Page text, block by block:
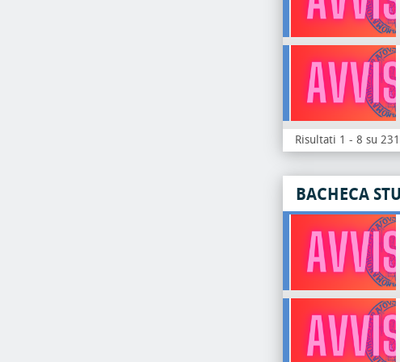
Risultati 1 - 8 su 231
BACHECA